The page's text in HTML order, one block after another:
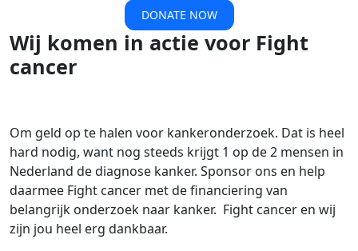
DONATE NOW
Wij komen in actie voor Fight
cancer
Om geld op te halen voor kankeronderzoek. Dat is heel
hard nodig, want nog steeds krijgt 1 op de 2 mensen in
Nederland de diagnose kanker. Sponsor ons en help
daarmee Fight cancer met de financiering van
belangrijk onderzoek naar kanker. Fight cancer en wij
zijn jou heel erg dankbaar.